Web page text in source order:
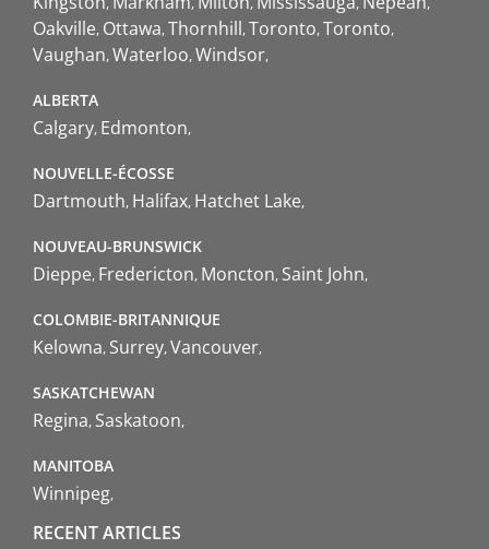
Oakville Ottawa Thornhill Toronto Toronto
Vaughan Waterloo Windsor
ALBERTA
Calgary Edmonton
NOUVELLE-ÉCOSSE
Dartmouth Halifax Hatchet Lake
NOUVEAU-BRUNSWICK
Dieppe Fredericton Moncton Saint John
COLOMBIE-BRITANNIQUE
Kelowna Surrey Vancouver
SASKATCHEWAN
Regina Saskatoon
MANITOBA
Winnipeg
RECENT ARTICLES